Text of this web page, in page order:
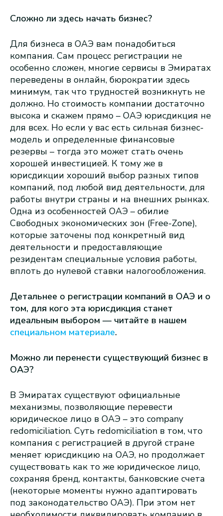
Сложно ли здесь начать бизнес?
Для бизнеса в ОАЭ вам понадобиться
компания. Сам процесс регистрации не
особенно сложен, многие сервисы в Эмиратах
переведены в онлайн, бюрократии здесь
минимум, так что трудностей возникнуть не
должно. Но стоимость компании достаточно
высока и скажем прямо – ОАЭ юрисдикция не
для всех. Но если у вас есть сильная бизнес-
модель и определенные финансовые
резервы – тогда это может стать очень
хорошей инвестицией. К тому же в
юрисдикции хороший выбор разных типов
компаний, под любой вид деятельности, для
работы внутри страны и на внешних рынках.
Одна из особенностей ОАЭ – обилие
Свободных экономических зон (Free-Zone),
которые заточены под конкретный вид
деятельности и предоставляющие
резидентам специальные условия работы,
вплоть до нулевой ставки налогообложения.
Детальнее о регистрации компаний в ОАЭ и о
том, для кого эта юрисдикция станет
идеальным выбором — читайте в нашем
специальном материале.
Можно ли перенести существующий бизнес в
ОАЭ?
В Эмиратах существуют официальные
механизмы, позволяющие перевести
юридическое лицо в ОАЭ – это company
redomiciliation. Суть redomiciliation в том, что
компания с регистрацией в другой стране
меняет юрисдикцию на ОАЭ, но продолжает
существовать как то же юридическое лицо,
сохраняя бренд, контакты, банковские счета
(некоторые моменты нужно адаптировать
под законодательство ОАЭ). При этом нет